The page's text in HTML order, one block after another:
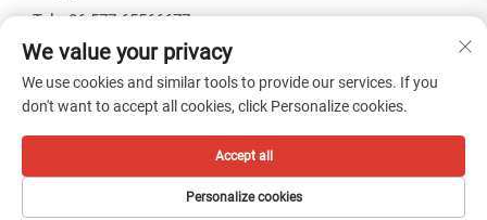
Tel:+86-577-65566677
El. paštas:[email protected]
Privatumo politika
We value your privacy
We use cookies and similar tools to provide our services. If you
don't want to accept all cookies, click Personalize cookies.
Personalize cookies
Accept all